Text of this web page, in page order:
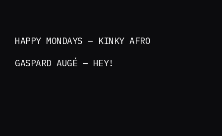
HAPPY MONDAYS – KINKY AFRO
GASPARD AUGÉ – HEY!